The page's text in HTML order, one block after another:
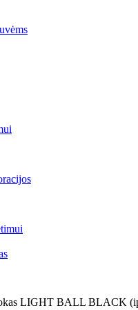
LIGHT BALL BLACK